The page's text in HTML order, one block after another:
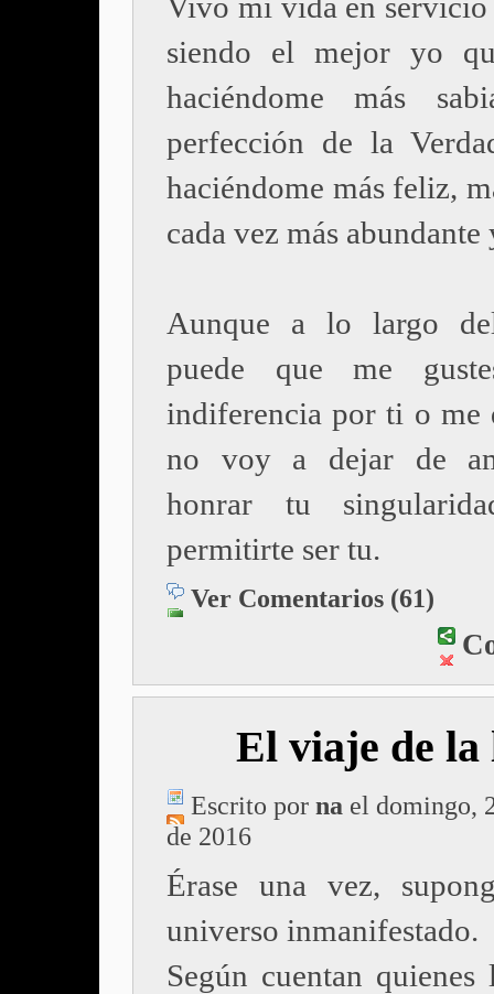
siendo el mejor yo
haciéndome más
perfección de la
haciéndome más feliz,
cada vez más abundante
Aunque a lo largo
puede que me
indiferencia por ti o me
no voy a dejar de
honrar tu
permitirte ser tu.
Ver Comentarios (61)
El viaje de la
Escrito por na el domingo,
de 2016
Érase una vez,
universo inmanifestado.
Según cuentan quienes